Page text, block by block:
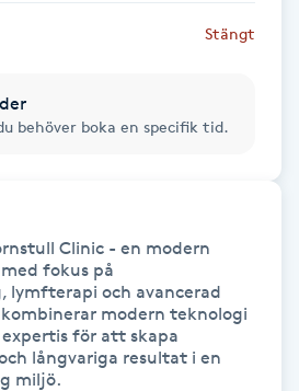
Stängt
behöver boka en specifik tid.
Clinic - en modern
fokus på
lymfterapi och avancerad
modern teknologi
för att skapa
långvariga resultat i en
miljö.